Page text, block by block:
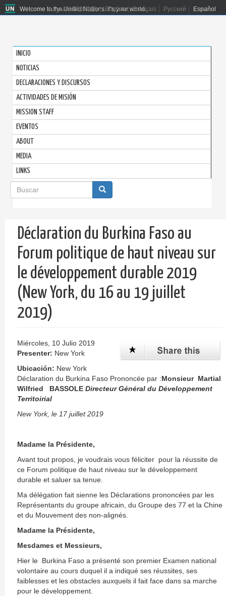
Welcome to the United Nations. It's your world.
العربية 简体中文 English Français Русский Español
INICIO
NOTICIAS
DECLARACIONES Y DISCURSOS
ACTIVIDADES DE MISIÓN
MISSION STAFF
EVENTOS
ABOUT
MEDIA
LINKS
Formulario
de
búsqueda
Buscar
Déclaration du Burkina Faso au
Forum politique de haut niveau sur
le développement durable 2019
(New York, du 16 au 19 juillet
2019)
Miércoles, 10 Julio 2019
Presenter: New York
Ubicación: New York
Déclaration du Burkina Faso Prononcée par :Monsieur Martial
Wilfried
BASSOLE Directeur Général du Développement
Territoirial
New York, le 17 juillet 2019
Madame la Présidente,
Avant tout propos, je voudrais vous féliciter pour la réussite de
ce Forum politique de haut niveau sur le développement
durable et saluer sa tenue.
Ma délégation fait sienne les Déclarations prononcées par les
Représentants du groupe africain, du Groupe des 77 et la Chine
et du Mouvement des non-alignés.
Madame la Présidente,
Mesdames et Messieurs,
Hier le Burkina Faso a présenté son premier Examen national
volontaire au cours duquel il a indiqué ses réussites, ses
faiblesses et les obstacles auxquels il fait face dans sa marche
pour le développement.